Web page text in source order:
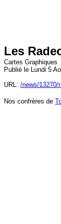
Les
Cartes Graphiques
Publié le Lundi 5
URL: /news/13270/
Nos confrères de